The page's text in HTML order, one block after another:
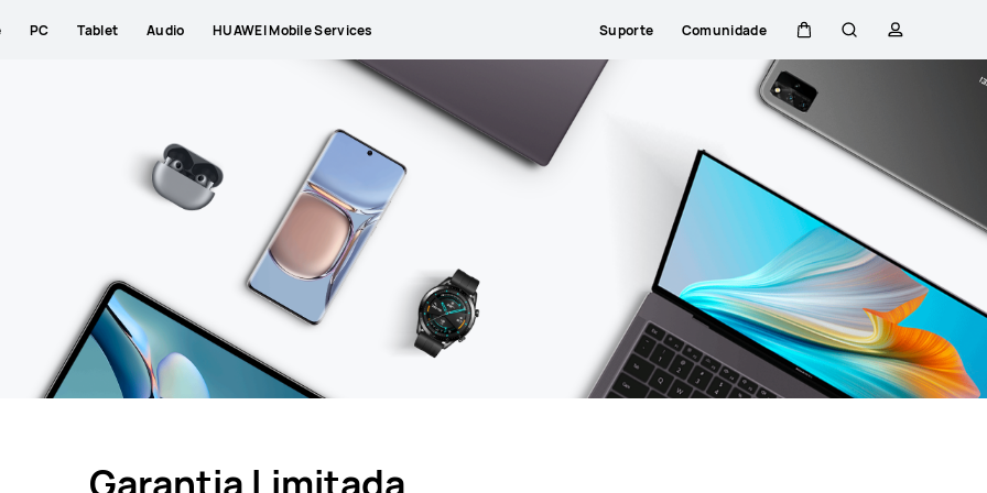
PC Tablet Audio HUAWEI Mobile Services Suporte Comunidade
CarrinhoPesquisar
perfil